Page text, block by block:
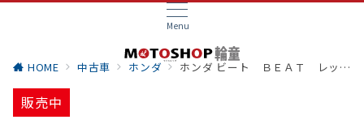
Menu
HOME 中古車 ホンダ ホンダ ビート ＢＥＡＴ レッド ノーマルルック７．２ｐｓ Ｖ−ＴＡＣＳ
販売中